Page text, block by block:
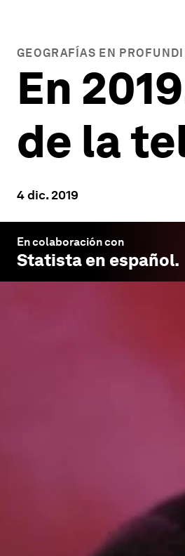
GEOGRAFÍAS EN
En
de la
4 dic. 2019
En colaboración con
Statista en español.